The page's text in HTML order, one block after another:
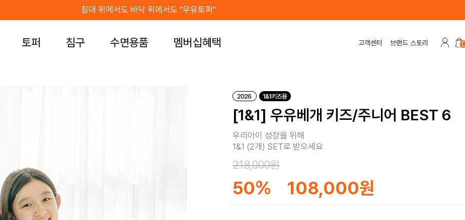
침대 위에서도 바닥 위에서도 "우유토퍼"
토퍼 침구 수면용품 멤버십혜택 고객센터 브랜드 스토리
[1&1] 우유베개 키즈/주니어 BEST 6
우리아이 성장을 위해
1&1 (2개) SET로 받으세요
218,000원
50% 108,000원